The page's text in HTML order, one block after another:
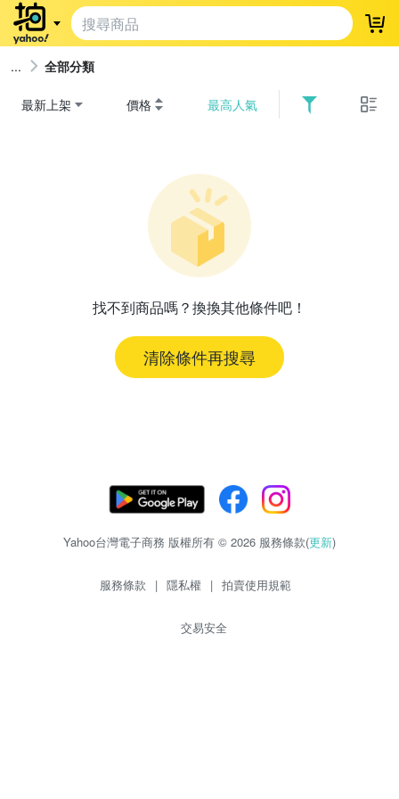
登
全部分類
最新上架 價格 最高人氣
找不到商品嗎？換換其他條件吧！
清除條件再搜尋
Yahoo台灣電子商務 版權所有 © 2026 服務條款(更新)
服務條款 | 隱私權 | 拍賣使用規範
交易安全